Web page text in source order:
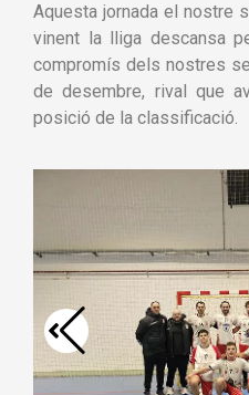
Aquesta jornada el nostre
vinent la lliga descansa
compromís dels nostres
de desembre, rival que
posició de la classificació.